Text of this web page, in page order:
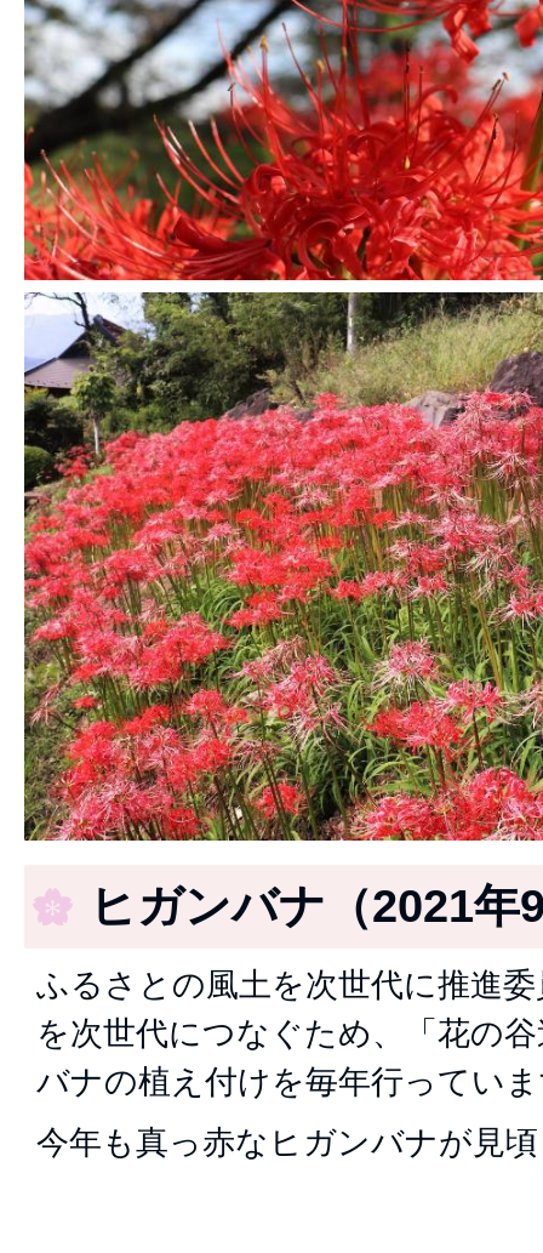
ヒガンバナ（2021年
ふるさとの風土を次世代に推進
を次世代につなぐため、「花の
バナの植え付けを毎年行ってい
今年も真っ赤なヒガンバナが見